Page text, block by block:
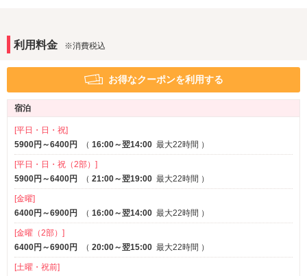
利用料金 ※消費税込
お得なクーポンを利用する
宿泊
[平日・日・祝]
5900円～6400円
（ 16:00～翌14:00 最大22時間 ）
[平日・日・祝（2部）]
5900円～6400円
（ 21:00～翌19:00 最大22時間 ）
[金曜]
6400円～6900円
（ 16:00～翌14:00 最大22時間 ）
[金曜（2部）]
6400円～6900円
（ 20:00～翌15:00 最大22時間 ）
[土曜・祝前]